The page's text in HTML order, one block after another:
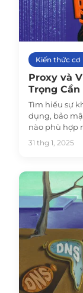
Kiến thức cơ
Proxy và
Trọng
Tìm hiểu sự
dụng, bảo
nào phù hợp
tư hoặc cải
31 thg 1, 2025